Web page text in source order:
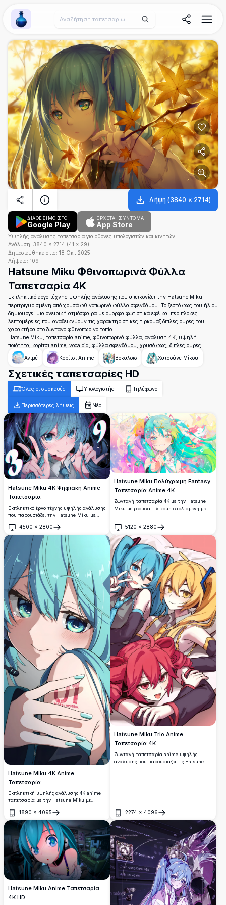
Wallpaper Alchemy
Λήψη (3840 × 2714)
ΔΙΑΘΕΣΙΜΟ ΣΤΟ
Google Play
ΈΡΧΕΤΑΙ ΣΎΝΤΟΜΑ
App Store
Υψηλής ανάλυσης ταπετσαρία για οθόνες υπολογιστών και κινητών
Ανάλυση: 3840 × 2714 (41 × 29)
Δημοσιεύθηκε στις: 18 Οκτ 2025
Λήψεις: 109
Hatsune Miku Φθινοπωρινά Φύλλα
Ταπετσαρία 4K
Εκπληκτικό έργο τέχνης υψηλής ανάλυσης που απεικονίζει την Hatsune Miku
περιτριγυρισμένη από χρυσά φθινοπωρινά φύλλα σφενδάμου. Το ζεστό φως του ήλιου
δημιουργεί μια ονειρική ατμόσφαιρα με όμορφα φωτιστικά εφέ και περίπλοκες
λεπτομέρειες που αναδεικνύουν τις χαρακτηριστικές τιρκουάζ διπλές ουρές του
χαρακτήρα στο ζωντανό φθινοπωρινό τοπίο.
Hatsune Miku, ταπετσαρία anime, φθινοπωρινά φύλλα, ανάλυση 4K, υψηλή
ποιότητα, κορίτσι anime, vocaloid, φύλλα σφενδάμου, χρυσό φως, διπλές ουρές
Ανιμέ
Κορίτσι Anime Βοκαλοϊδ Χατσούνε Μίκου
Σχετικές ταπετσαρίες HD
Όλες οι συσκευές Υπολογιστής Τηλέφωνο
Περισσότερες λήψεις Νέο
Hatsune Miku 4K Ψηφιακή Anime
Ταπετσαρία
Εκπληκτικό έργο τέχνης υψηλής ανάλυσης
που παρουσιάζει την Hatsune Miku με
εκφραστικά τυρκουάζ μάτια. Δυναμική
σύνθεση με κοσμικά στοιχεία, ζωντανά
φωτιστικά εφέ και λεπτομερή anime στυλ
που είναι τέλειο για οποιοδήποτε φόντο
οθόνης.
4500 × 2800
Άνοιγμα
Hatsune Miku Πολύχρωμη Fantasy
Ταπετσαρία Anime 4K
Ζωντανή ταπετσαρία 4K με την Hatsune
Miku με ρέουσα τιλ κόμη στολισμένη με
anime υψηλής ανάλυσης γεμάτο παστέλ
χρώματα, σπίθες και παραμυθένιες
λεπτομέρειες ιδανικές για φόντα επιφάνειας
εργασίας.
5120 × 2880
Άνοιγμα
Hatsune Miku 4K Anime
Ταπετσαρία
Εκπληκτική υψηλής ανάλυσης 4K anime
ταπετσαρία με την Hatsune Miku με
μπλε-πράσινα μάτια. Τέλεια ψηφιακή
τέχνη που παρουσιάζει τον εμβληματικό
χαρακτήρα Vocaloid σε λεπτομερή anime
στυλ με ζωηρά χρώματα και premium
ποιότητας εικονογράφηση.
1890 × 4095
Άνοιγμα
Hatsune Miku Trio Anime
Ταπετσαρία 4K
Ζωντανή ταπετσαρία anime υψηλής
ανάλυσης που παρουσιάζει τις Hatsune
οπαδούς των Ιαπωνικών εικονικών
τραγουδιστών.
2274 × 4096
Άνοιγμα
Hatsune Miku Anime Ταπετσαρία
4K HD